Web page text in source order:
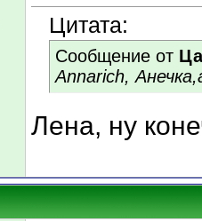
Цитата:
Сообщение от
Annarich,
Лена, ну